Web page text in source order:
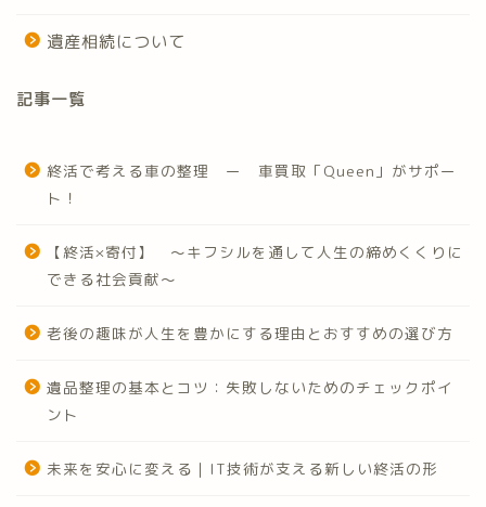
遺産相続について
記事一覧
終活で考える車の整理 ー 車買取「Queen」がサポー
ト！
【終活×寄付】 ～キフシルを通して人生の締めくくりに
できる社会貢献～
老後の趣味が人生を豊かにする理由とおすすめの選び方
遺品整理の基本とコツ：失敗しないためのチェックポイ
ント
未来を安心に変える｜IT技術が支える新しい終活の形